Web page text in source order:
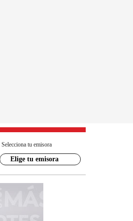
Selecciona tu emisora
Elige tu emisora